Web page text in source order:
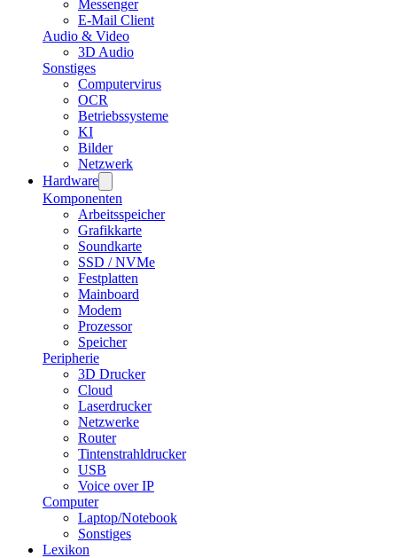
Messenger
E-Mail Client
Audio & Video
3D Audio
Sonstiges
Computervirus
OCR
Betriebssysteme
KI
Bilder
Netzwerk
Hardware
Komponenten
Arbeitsspeicher
Grafikkarte
Soundkarte
SSD / NVMe
Festplatten
Mainboard
Modem
Prozessor
Speicher
Peripherie
3D Drucker
Cloud
Laserdrucker
Netzwerke
Router
Tintenstrahldrucker
USB
Voice over IP
Computer
Laptop/Notebook
Sonstiges
Lexikon